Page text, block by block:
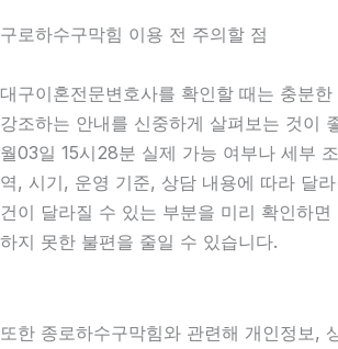
구로하수구막힘 이용 전 주의할 점
대구이혼전문변호사를 확인할 때는 충분
강조하는 안내를 신중하게 살펴보는 것이
월03일 15시28분 실제 가능 여부나 세부
역, 시기, 운영 기준, 상담 내용에 따라 달
건이 달라질 수 있는 부분을 미리 확인하
하지 못한 불편을 줄일 수 있습니다.
또한 종로하수구막힘와 관련해 개인정보,